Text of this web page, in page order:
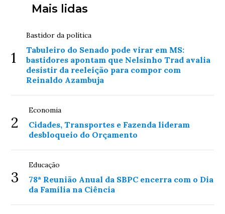
Mais lidas
1
Bastidor da política
Tabuleiro do Senado pode virar em MS:
bastidores apontam que Nelsinho Trad avalia
desistir da reeleição para compor com
Reinaldo Azambuja
2
Economia
Cidades, Transportes e Fazenda lideram
desbloqueio do Orçamento
3
Educação
78ª Reunião Anual da SBPC encerra com o Dia
da Família na Ciência